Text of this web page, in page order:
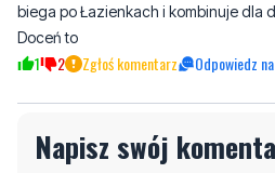
biega po Łazienkach i kombinuje dla
Doceń to
1 2 Zgłoś komentarz Odpowiedz
Napisz swój